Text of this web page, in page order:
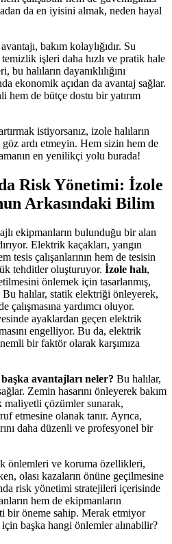
da en iyisini almak, neden hayal
bakım kolaylığıdır. Su
işleri daha hızlı ve pratik hale
halıların dayanıklılığını
ekonomik açıdan da avantaj sağlar.
hem de bütçe dostu bir yatırım
istiyorsanız, izole halıların
göz ardı etmeyin. Hem sizin hem de
en yenilikçi yolu burada!
Risk Yönetimi: İzole
Arkasındaki Bilim
ekipmanların bulunduğu bir alan
Elektrik kaçakları, yangın
tesis çalışanlarının hem de tesisin
tehditler oluşturuyor. İzole halı,
önlemek için tasarlanmış,
halılar, statik elektriği önleyerek,
çalışmasına yardımcı oluyor.
ayaklardan geçen elektrik
engelliyor. Bu da, elektrik
bir faktör olarak karşımıza
avantajları neler? Bu halılar,
Zemin hasarını önleyerek bakım
maliyetli çözümler sunarak,
etmesine olanak tanır. Ayrıca,
daha düzenli ve profesyonel bir
önlemleri ve koruma özellikleri,
olası kazaların önüne geçilmesine
risk yönetimi stratejileri içerisinde
hem de ekipmanların
bir öneme sahip. Merak etmiyor
başka hangi önlemler alınabilir?